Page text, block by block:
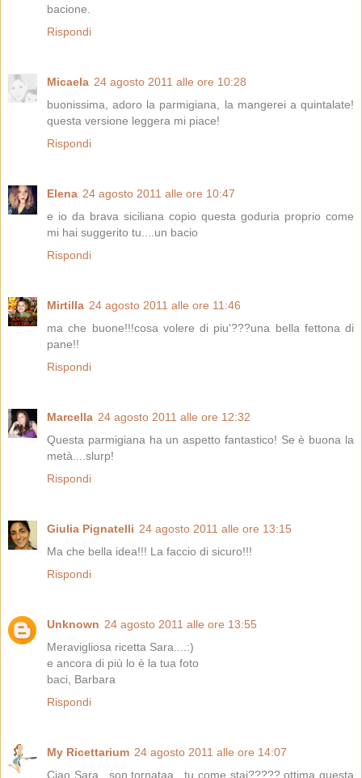
bacione.
Rispondi
Micaela 24 agosto 2011 alle ore 10:28
buonissima, adoro la parmigiana, la mangerei a quintalate!
questa versione leggera mi piace!
Rispondi
Elena 24 agosto 2011 alle ore 10:47
e io da brava siciliana copio questa goduria proprio come
mi hai suggerito tu....un bacio
Rispondi
Mirtilla 24 agosto 2011 alle ore 11:46
ma che buone!!!cosa volere di piu'???una bella fettona di
pane!!
Rispondi
Marcella 24 agosto 2011 alle ore 12:32
Questa parmigiana ha un aspetto fantastico! Se è buona la
metà....slurp!
Rispondi
Giulia Pignatelli 24 agosto 2011 alle ore 13:15
Ma che bella idea!!! La faccio di sicuro!!!
Rispondi
Unknown 24 agosto 2011 alle ore 13:55
Meravigliosa ricetta Sara....:)
e ancora di più lo è la tua foto
baci, Barbara
Rispondi
My Ricettarium 24 agosto 2011 alle ore 14:07
Ciao Sara.. son tornataa.. tu come stai????? ottima questa